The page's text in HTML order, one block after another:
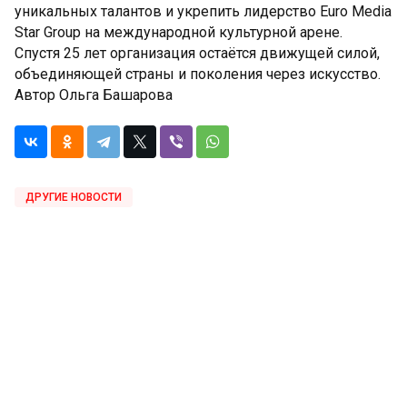
уникальных талантов и укрепить лидерство Euro Media
Star Group на международной культурной арене.
Спустя 25 лет организация остаётся движущей силой,
объединяющей страны и поколения через искусство.
Автор Ольга Башарова
ДРУГИЕ НОВОСТИ